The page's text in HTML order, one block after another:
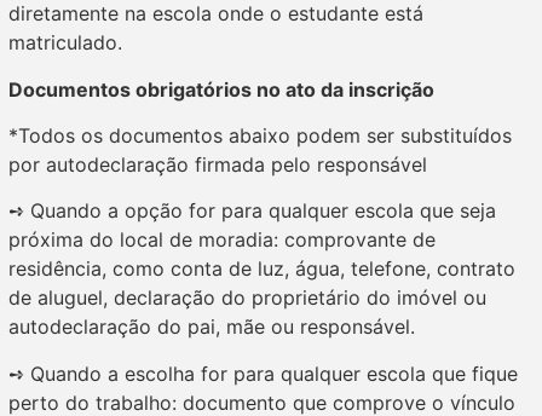
diretamente na escola onde o estudante está
matriculado.
Documentos obrigatórios no ato da inscrição
*Todos os documentos abaixo podem ser substituídos
por autodeclaração firmada pelo responsável
➺ Quando a opção for para qualquer escola que seja
próxima do local de moradia: comprovante de
residência, como conta de luz, água, telefone, contrato
de aluguel, declaração do proprietário do imóvel ou
autodeclaração do pai, mãe ou responsável.
➺ Quando a escolha for para qualquer escola que fique
perto do trabalho: documento que comprove o vínculo